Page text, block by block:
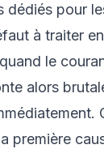
dédiés pour
à traiter
le
alors
première